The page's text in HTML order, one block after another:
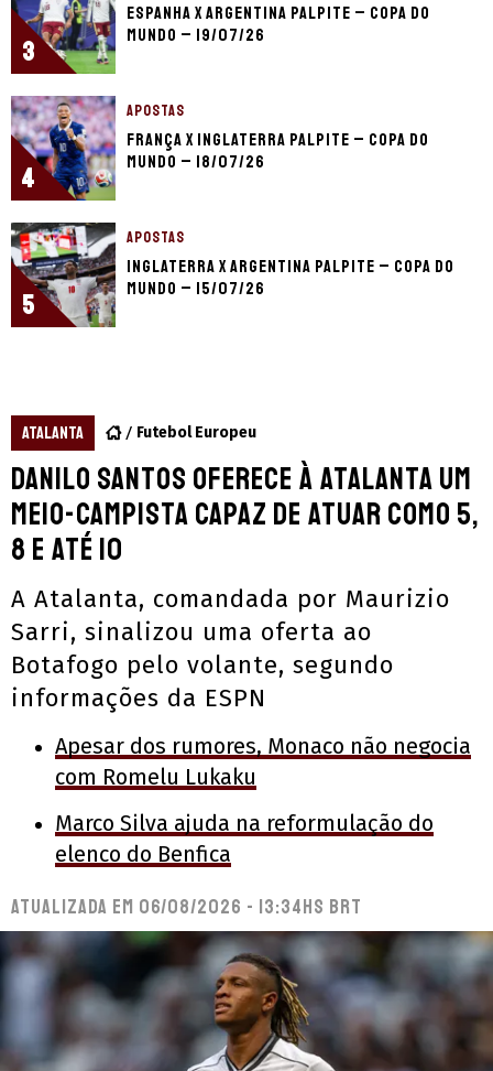
3
Espanha x Argentina palpite – Copa do
Mundo – 19/07/26
4
APOSTAS
França x Inglaterra palpite – Copa do
Mundo – 18/07/26
5
APOSTAS
Inglaterra x Argentina palpite – Copa do
Mundo – 15/07/26
ATALANTA Futebol Europeu
Danilo Santos oferece à Atalanta um
meio-campista capaz de atuar como 5,
8 e até 10
A Atalanta, comandada por Maurizio
Sarri, sinalizou uma oferta ao
Botafogo pelo volante, segundo
informações da ESPN
Apesar dos rumores, Monaco não negocia
com Romelu Lukaku
Marco Silva ajuda na reformulação do
elenco do Benfica
Atualizada em 06/08/2026 - 13:34hs BRT